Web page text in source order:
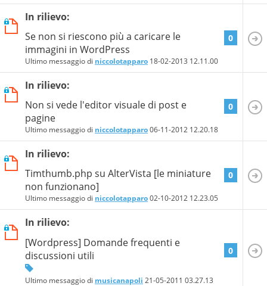
In rilievo:
Se non si riescono più a caricare le
immagini in WordPress
Ultimo messaggio di niccolotapparo 18-02-2013 12.11.00
0
In rilievo:
Non si vede l'editor visuale di post e
pagine
Ultimo messaggio di niccolotapparo06-11-2012 12.20.18
0
In rilievo:
Timthumb.php su AlterVista [le miniature
non funzionano]
Ultimo messaggio di niccolotapparo02-10-2012 12.23.05
0
In rilievo:
[Wordpress] Domande frequenti e
discussioni utili
Ultimo messaggio di musicanapoli 21-05-2011 03.27.13
0